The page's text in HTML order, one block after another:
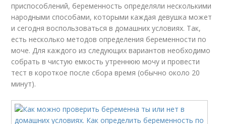
приспособлений, беременность определяли несколькими
народными способами, которыми каждая девушка может
и сегодня воспользоваться в домашних условиях. Так,
есть несколько методов определения беременности по
моче. Для каждого из следующих вариантов необходимо
собрать в чистую емкость утреннюю мочу и провести
тест в короткое после сбора время (обычно около 20
минут).